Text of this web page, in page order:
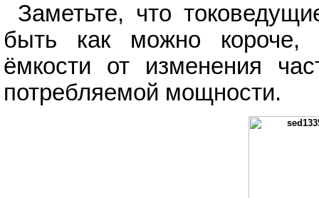
Заметьте, что
быть как можно короче,
ёмкости от изменения
потребляемой мощности.